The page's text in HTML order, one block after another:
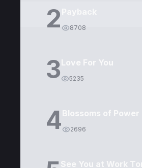
2 8708
3Love For You
5235
4Blossoms of Power
2696
See You at Work